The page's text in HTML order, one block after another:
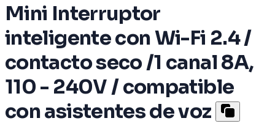
Mini Interruptor
inteligente con Wi-Fi 2.4 /
contacto seco /1 canal 8A,
110 - 240V / compatible
con asistentes de voz